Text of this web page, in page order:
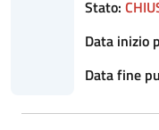
Stato:
Data inizio
Data fine